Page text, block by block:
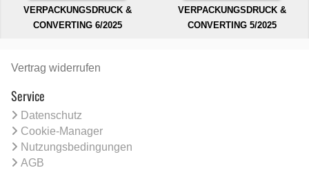
VERPACKUNGSDRUCK &
CONVERTING 6/2025
VERPACKUNGSDRUCK &
CONVERTING 5/2025
Vertrag widerrufen
Service
Datenschutz
Cookie-Manager
Nutzungsbedingungen
AGB